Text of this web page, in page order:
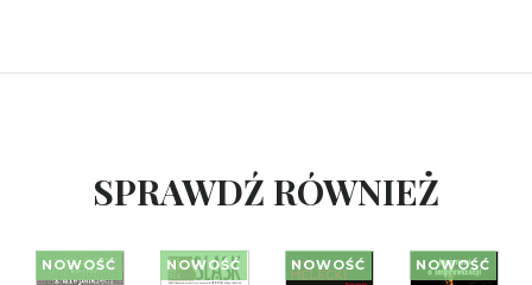
SPRAWDŹ RÓWNIEŻ
NOWOŚĆ NOWOŚĆ NOWOŚĆ NOWOŚĆ